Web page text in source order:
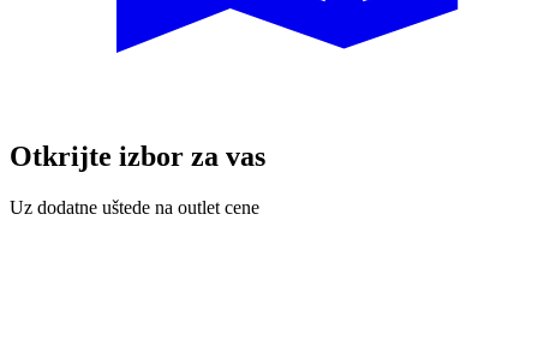
Otkrijte izbor za vas
Uz dodatne uštede na outlet cene